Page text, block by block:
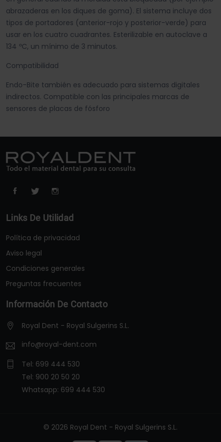
abrazaderas en los diques de goma). El sistema incluye dos
tipos de portadores (anterior-rojo y posterior-verde) para
usar en los cuatro cuadrantes. Esterilizable en autoclave a
134 ºC, un mínimo de 3 minutos.
Compatibilidad
Endo-Bite también es adecuado para sistemas digitales
indirectos. Compatible con las principales marcas de
sensores de placas de fósforo
Links De Utilidad
Política de privacidad
Aviso legal
Condiciones generales
Preguntas frecuentes
Información De Contacto
Royal Dent - Royal Sulgerins S.L.
info@royal-dent.com
Tel: 699 444 530
Tel: 900 20 50 20
Whatsapp: 699 444 530
© 2026 Royal Dent - Royal Sulgerins S.L.